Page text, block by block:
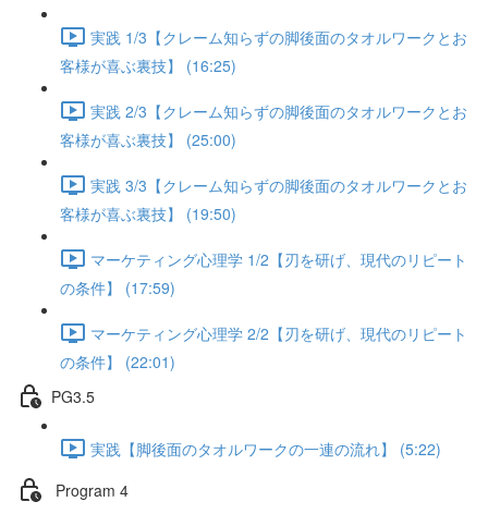
実践 1/3【クレーム知らずの脚後面のタオルワークとお
客様が喜ぶ裏技】 (16:25)
実践 2/3【クレーム知らずの脚後面のタオルワークとお
客様が喜ぶ裏技】 (25:00)
実践 3/3【クレーム知らずの脚後面のタオルワークとお
客様が喜ぶ裏技】 (19:50)
マーケティング心理学 1/2【刃を研げ、現代のリピート
の条件】 (17:59)
マーケティング心理学 2/2【刃を研げ、現代のリピート
の条件】 (22:01)
PG3.5
実践【脚後面のタオルワークの一連の流れ】 (5:22)
Program 4